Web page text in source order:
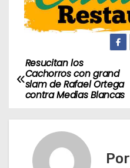
N
a
v
Resucitan los
Cachorros con grand
slam de Rafael Ortega
contra Medias Blancas
Por